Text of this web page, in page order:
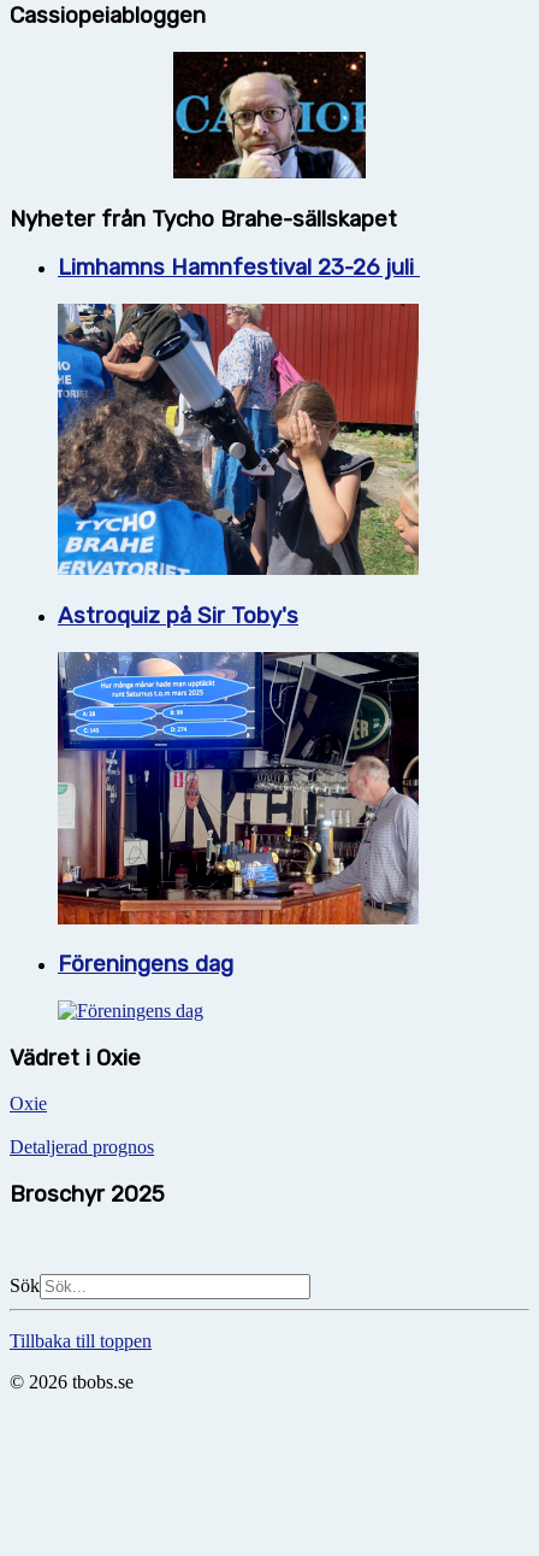
Cassiopeiabloggen
Nyheter från Tycho Brahe-sällskapet
Limhamns Hamnfestival 23-26 juli
Astroquiz på Sir Toby's
Föreningens dag
Vädret i Oxie
Oxie
Detaljerad prognos
Broschyr 2025
Sök
Tillbaka till toppen
© 2026 tbobs.se